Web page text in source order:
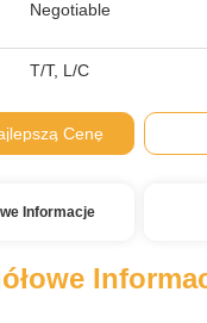
Negotiable
T/T, L/C
Cenę
Informacje